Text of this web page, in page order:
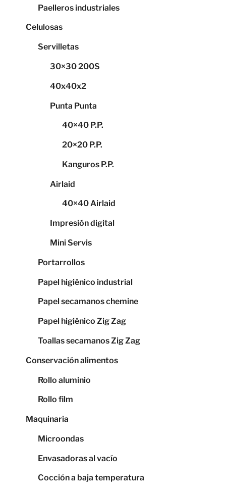
Paelleros industriales
Celulosas
Servilletas
30×30 200S
40x40x2
Punta Punta
40×40 P.P.
20×20 P.P.
Kanguros P.P.
Airlaid
40×40 Airlaid
Impresión digital
Mini Servis
Portarrollos
Papel higiénico industrial
Papel secamanos chemine
Papel higiénico Zig Zag
Toallas secamanos Zig Zag
Conservación alimentos
Rollo aluminio
Rollo film
Maquinaria
Microondas
Envasadoras al vacío
Cocción a baja temperatura